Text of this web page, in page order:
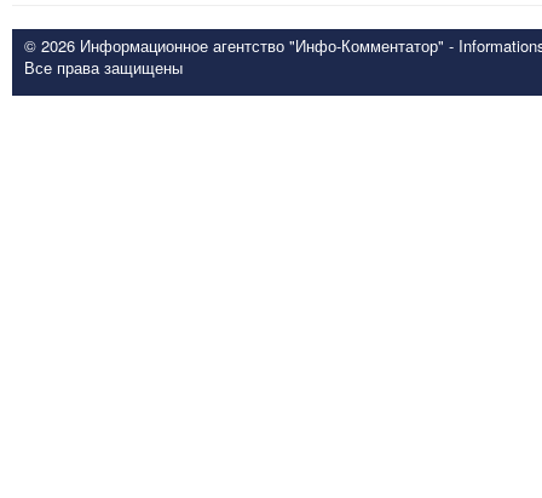
© 2026 Информационное агентство "Инфо-Комментатор" -
Все права защищены